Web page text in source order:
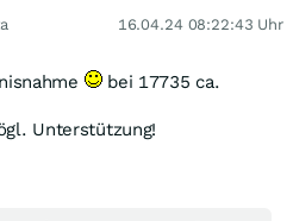
16.04.24 08:22:43 Uhr
bei 17735 ca.
Unterstützung!